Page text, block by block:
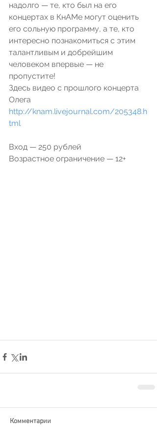
надолго — те, кто был на его
концертах в КнАМе могут оценить
его сольную программу, а те, кто
интересно познакомиться с этим
талантливым и добрейшим
человеком впервые — не
пропустите!
Здесь видео с прошлого концерта
Олега
http://knam.livejournal.com/205348.h
tml
Вход — 250 рублей
Возрастное ограничение — 12+
Комментарии